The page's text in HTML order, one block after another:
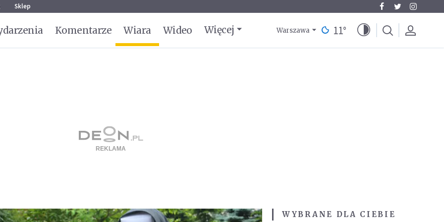
Sklep
Komentarze Wiara Wideo Więcej Warszawa 11°
WYBRANE DLA CIEBIE